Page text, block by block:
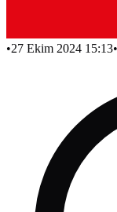
•27 Ekim 2024 15:13•